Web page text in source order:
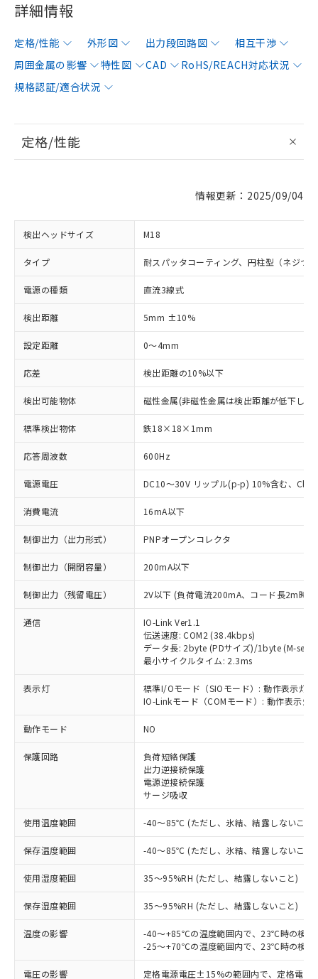
詳細情報
定格/性能 外形図 出力段回路図
相互干渉
周囲金属の影響
特性図 CAD
RoHS/REACH対応状況
規格認証/適合状況
定格/性能
情報更新：2025/09/04
検出ヘッドサイズ M18
タイプ 耐スパッタコーティング、円柱型（ネジつ
電源の種類 直流3線式
検出距離 5mm ±10%
設定距離 0～4mm
応差 検出距離の10%以下
検出可能物体 磁性金属(非磁性金属は検出距離が低下しま
標準検出物体 鉄18×18×1mm
応答周波数 600Hz
電源電圧 DC10～30V リップル(p-p) 10%含む、
消費電流 16mA以下
制御出力（出力形式） PNPオープンコレクタ
制御出力（開閉容量） 200mA以下
制御出力（残留電圧） 2V以下 (負荷電流200mA、コード長2m時)
通信
IO-Link Ver1.1
伝送速度: COM2 (38.4kbps)
データ長: 2byte (PDサイズ)/1byte (M-
最小サイクルタイム: 2.3ms
表示灯
標準I/Oモード（SIOモード）: 動作表示灯(
IO-Linkモード（COMモード）: 動作表示
動作モード NO
保護回路
負荷短絡保護
出力逆接続保護
電源逆接続保護
サージ吸収
使用温度範囲 -40～85℃ (ただし、氷結、結露しないこと)
保存温度範囲 -40～85℃ (ただし、氷結、結露しないこと)
使用湿度範囲 35～95%RH (ただし、結露しないこと)
保存湿度範囲 35～95%RH (ただし、結露しないこと)
温度の影響
-40～+85℃の温度範囲内で、23℃時の検
-25～+70℃の温度範囲内で、23℃時の検
電圧の影響 定格電源電圧±15%の範囲内で、定格電
ご利用条件
以下の条件をお読みいただき、同意のうえ
ご利用ください。
本サービスは、当社制御機器事業取扱
商品の当社在庫状況および標準価格
(税抜)を提供させていただくもので
当社制御機器事業取扱商品の中には、
本サービスの対象外となる商品もある
ことをご了承ください。
非含有に対応した製品が提供可能な商品で
対応予定：EU RoHS指令（10物質）の非含
有に対応した製品に切り替える予定のある
対応予定なし：EU RoHS指令（10物質）の
定はありません。
調査・確認中：EU RoHS指令（10物質）の
非含有の対応状況を調査中または確認中の
商品です。
非該当品：ライセンス料など無形物で、有
害物質有無と関係のない商品です。
仕入先様の事情により、非含有部品として
いたものが、含有品と判明した場合などや
むを得ず変更することがあります。
※1 中国RoHS○×表
「○」：最大均質材料含有率が中国RoHSの
基準値以下であることを示します。
「×」：最大均質材料含有率が中国RoHSの
基準値を超えていることを示します。
「－」：未確認です。当社販売部門へお問
当社は、これら貴社製品のうち、外国